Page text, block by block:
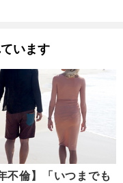
います
不倫】「いつまでも